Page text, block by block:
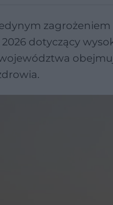
2026 dotyczący